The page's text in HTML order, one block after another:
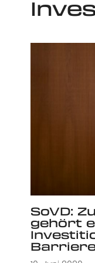
SoVD:
gehört